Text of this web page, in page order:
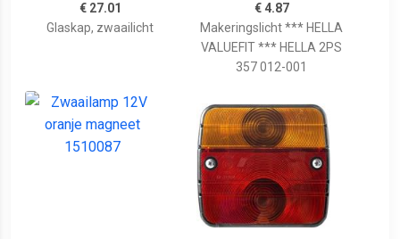
€ 27.01
Glaskap, zwaailicht
€ 4.87
Makeringslicht *** HELLA
VALUEFIT *** HELLA 2PS
357 012-001